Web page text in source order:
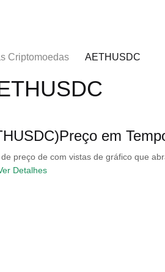
Criptomoedas AETHUSDC
em
preço de com vistas de gráfico que
Detalhes